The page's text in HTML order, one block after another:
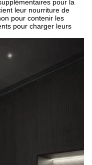
pour la
leur nourriture de
pour contenir les
pour charger leurs